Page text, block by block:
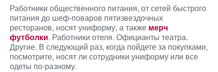
Работники общественного питания, от сетей быстрого
питания до шеф-поваров пятизвездочных
ресторанов, носят униформу, а также мерч
футболки. Работники отеля. Официанты театра.
Другие. В следующий раз, когда пойдете за покупками,
посмотрите, носят ли сотрудники униформу или все
одеты по-разному.